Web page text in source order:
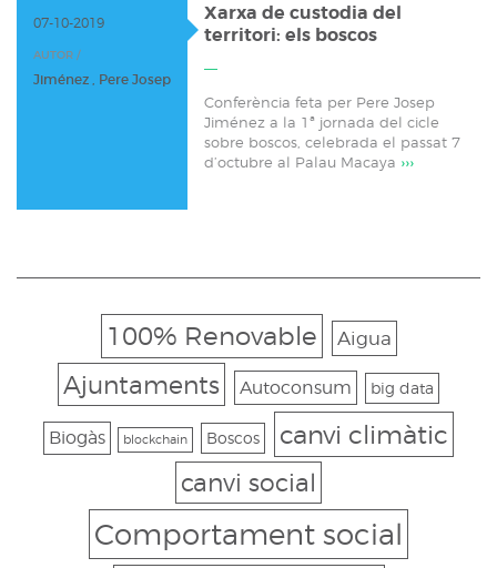
07-10-2019
AUTOR /
Jiménez , Pere Josep
Xarxa de custodia del
territori: els boscos
Conferència feta per Pere Josep
Jiménez a la 1ª jornada del cicle
sobre boscos, celebrada el passat 7
d’octubre al Palau Macaya ›››
100% Renovable Aigua
Ajuntaments Autoconsum big data
Biogàs blockchain Boscos canvi climàtic
canvi social
Comportament social